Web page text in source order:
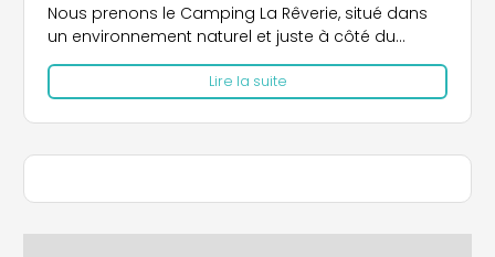
Nous prenons le Camping La Rêverie, situé dans
un environnement naturel et juste à côté du
village pittoresque de Vialas (300 m) et à
quelques pas des chiffres stagnants (10 minutes à
pied). Ce camping est le lieu idéal pour une
espérance authentique et une immersion dans la
nature.
Services et structure :
Lire la suite